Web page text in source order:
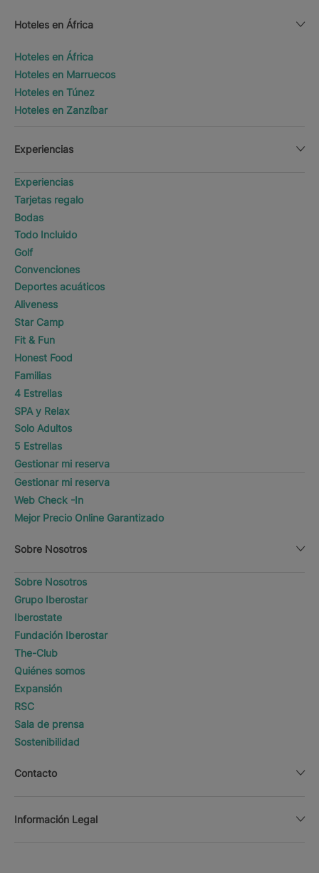
Hoteles en África
Hoteles en África
Hoteles en Marruecos
Hoteles en Túnez
Hoteles en Zanzíbar
Experiencias
Experiencias
Tarjetas regalo
Bodas
Todo Incluido
Golf
Convenciones
Deportes acuáticos
Aliveness
Star Camp
Fit & Fun
Honest Food
Familias
4 Estrellas
SPA y Relax
Solo Adultos
5 Estrellas
Gestionar mi reserva
Gestionar mi reserva
Web Check -In
Mejor Precio Online Garantizado
Sobre Nosotros
Sobre Nosotros
Grupo Iberostar
Iberostate
Fundación Iberostar
The-Club
Quiénes somos
Expansión
RSC
Sala de prensa
Sostenibilidad
Contacto
Información Legal